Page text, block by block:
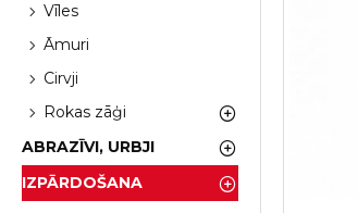
Vīles
Āmuri
Cirvji
Rokas zāģi
ABRAZĪVI, URBJI
IZPĀRDOŠANA